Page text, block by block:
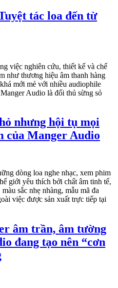
tác loa đến từ
việc nghiên cứu, thiết kế và chế
như thương hiệu âm thanh hàng
mới mẻ với nhiều audiophile
Audio là đối thủ sừng sỏ
nhưng hội tụ mọi
của Manger Audio
dòng loa nghe nhạc, xem phim
giới yêu thích bởi chất âm tinh tế,
sắc nhẹ nhàng, mẫu mã đa
việc được sản xuất trực tiếp tại
âm trần, âm tường
đang tạo nên “cơn